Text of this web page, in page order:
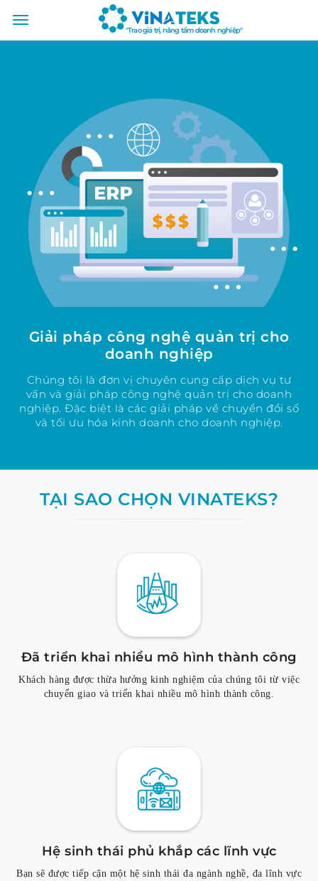
"Trao giá trị, nâng tầm doanh nghiệp"
Giải pháp công nghệ quản trị cho
doanh nghiệp
Chúng tôi là đơn vị chuyên cung cấp dịch vụ tư
vấn và giải pháp công nghệ quản trị cho doanh
nghiệp. Đặc biệt là các giải pháp về chuyển đổi số
và tối ưu hóa kinh doanh cho doanh nghiệp.
TẠI SAO CHỌN VINATEKS?
Đã triển khai nhiều mô hình thành công
Khách hàng được thừa hưởng kinh nghiệm của chúng tôi từ việc
chuyển giao và triển khai nhiều mô hình thành công.
Hệ sinh thái phủ khắp các lĩnh vực
Bạn sẽ được tiếp cận một hệ sinh thái đa ngành nghề, đa lĩnh vực